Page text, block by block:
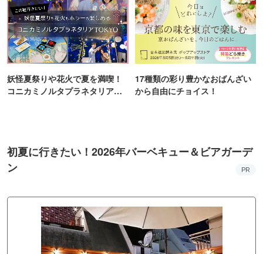
妖怪夏祭りや花火で夏を満喫！
コニカミノルタプラネタリア
17種類の彩り豊かなおばんざい
から自由にチョイス！
初夏に行きたい！2026年バーベキュー＆ビアガーデ
ン
PR